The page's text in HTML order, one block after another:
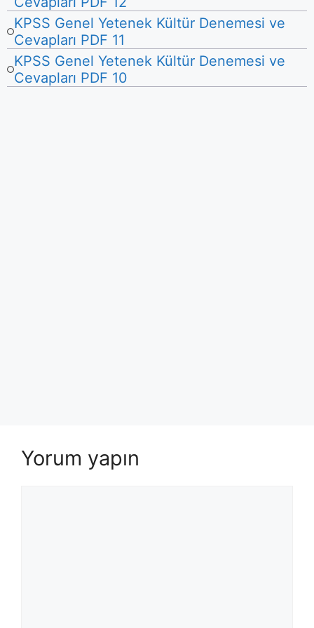
KPSS Genel Yetenek Kültür Denemesi ve
Cevapları PDF 11
KPSS Genel Yetenek Kültür Denemesi ve
Cevapları PDF 10
Yorum yapın